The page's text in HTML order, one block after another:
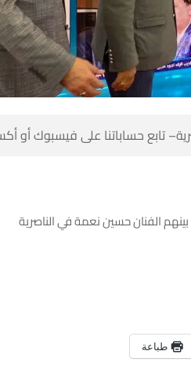
تابع حساباتنا على فيسبوك أو
طباعة